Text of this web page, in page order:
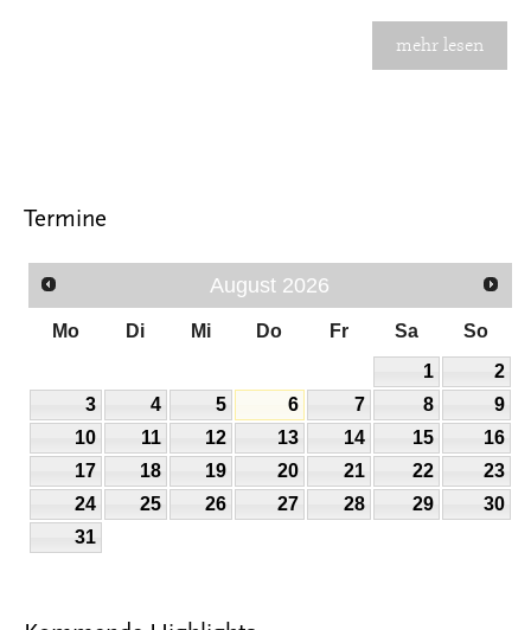
mehr lesen
Termine
August 2026
Mo Di Mi Do Fr Sa So
1
2
3
4 5 6 7 8
9
10
11 12 13 14 15
16
17
18 19 20 21 22
23
24
25 26 27 28 29
30
31